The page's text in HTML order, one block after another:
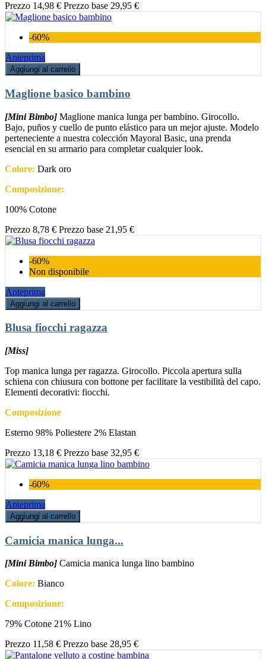
Prezzo 14,98 € Prezzo base 29,95 €
-60%
Anteprima
Aggiungi al carrello
Maglione basico bambino
[Mini Bimbo] Maglione manica lunga per bambino. Girocollo.
Bajo, puños y cuello de punto elástico para un mejor ajuste. Modelo
perteneciente a nuestra colección Mayoral Basic, una prenda
esencial en su armario para completar cualquier look.
Colore: Dark oro
Composizione:
100% Cotone
Prezzo 8,78 € Prezzo base 21,95 €
-60%
Non disponibile
Anteprima
Aggiungi al carrello
Blusa fiocchi ragazza
[Miss]
Top manica lunga per ragazza. Girocollo. Piccola apertura sulla
schiena con chiusura con bottone per facilitare la vestibilità del capo.
Elementi decorativi: fiocchi.
Composizione
Esterno 98% Poliestere 2% Elastan
Prezzo 13,18 € Prezzo base 32,95 €
-60%
Anteprima
Aggiungi al carrello
Camicia manica lunga...
[Mini Bimbo] Camicia manica lunga lino bambino
Colore: Bianco
Composizione:
79% Cotone 21% Lino
Prezzo 11,58 € Prezzo base 28,95 €